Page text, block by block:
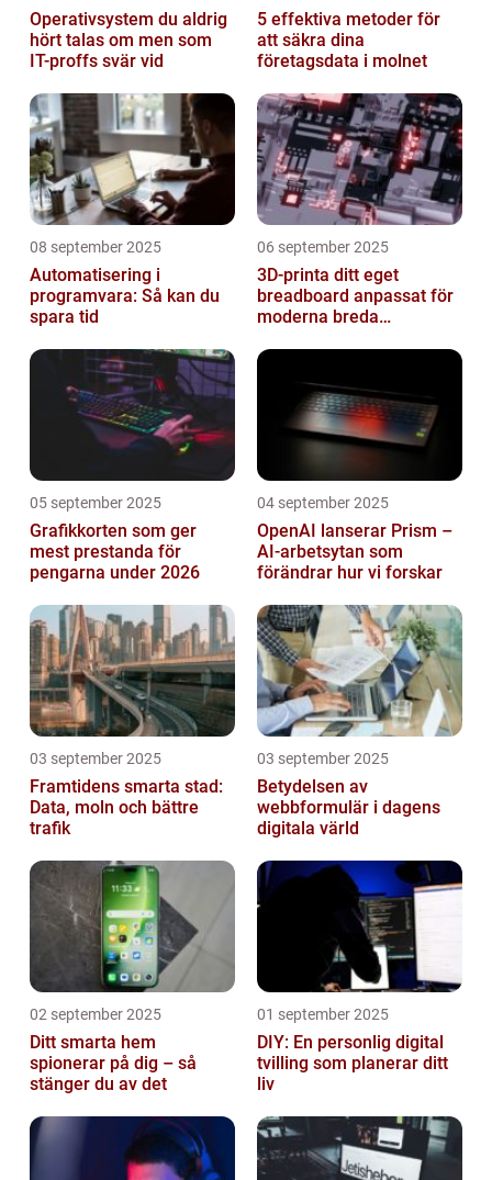
Operativsystem du aldrig
hört talas om men som
IT-proffs svär vid
5 effektiva metoder för
att säkra dina
företagsdata i molnet
08 september 2025
Automatisering i
programvara: Så kan du
spara tid
06 september 2025
3D-printa ditt eget
breadboard anpassat för
moderna breda
05 september 2025
Grafikkorten som ger
mest prestanda för
pengarna under 2026
04 september 2025
OpenAI lanserar Prism –
AI-arbetsytan som
förändrar hur vi forskar
03 september 2025
Framtidens smarta stad:
Data, moln och bättre
trafik
03 september 2025
Betydelsen av
webbformulär i dagens
digitala värld
02 september 2025
Ditt smarta hem
spionerar på dig – så
stänger du av det
01 september 2025
DIY: En personlig digital
tvilling som planerar ditt
liv